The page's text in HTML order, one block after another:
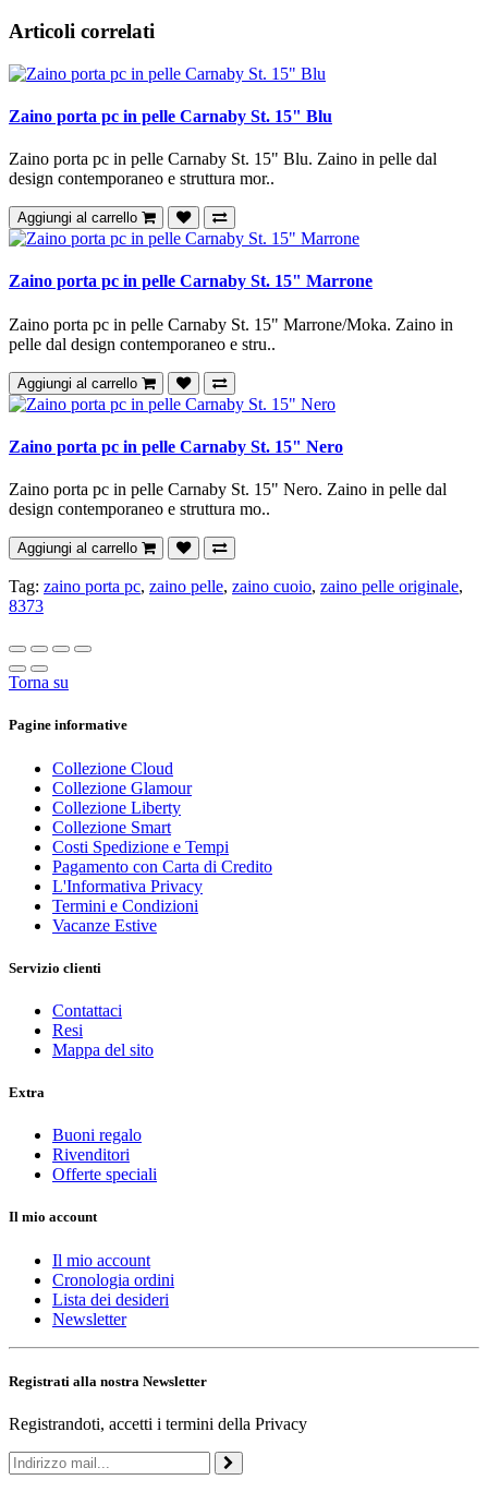
Articoli correlati
Zaino porta pc in pelle Carnaby St. 15" Blu
Zaino porta pc in pelle Carnaby St. 15" Blu. Zaino in pelle dal
design contemporaneo e struttura mor..
Aggiungi al carrello
Zaino porta pc in pelle Carnaby St. 15" Marrone
Zaino porta pc in pelle Carnaby St. 15" Marrone/Moka. Zaino in
pelle dal design contemporaneo e stru..
Aggiungi al carrello
Zaino porta pc in pelle Carnaby St. 15" Nero
Zaino porta pc in pelle Carnaby St. 15" Nero. Zaino in pelle dal
design contemporaneo e struttura mo..
Aggiungi al carrello
Tag: zaino porta pc, zaino pelle, zaino cuoio, zaino pelle originale,
8373
Torna su
Pagine informative
Collezione Cloud
Collezione Glamour
Collezione Liberty
Collezione Smart
Costi Spedizione e Tempi
Pagamento con Carta di Credito
L'Informativa Privacy
Termini e Condizioni
Vacanze Estive
Servizio clienti
Contattaci
Resi
Mappa del sito
Extra
Buoni regalo
Rivenditori
Offerte speciali
Il mio account
Il mio account
Cronologia ordini
Lista dei desideri
Newsletter
Registrati alla nostra Newsletter
Registrandoti, accetti i termini della Privacy